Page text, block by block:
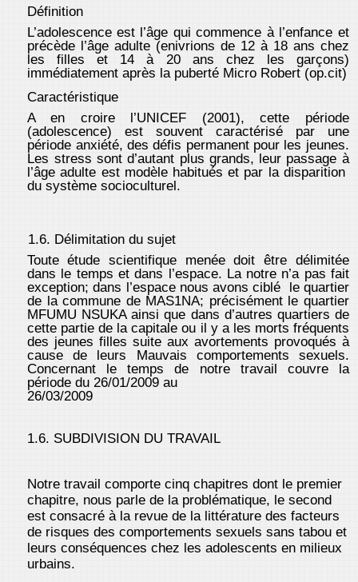
Définition
L’adolescence est l’âge qui commence à l’enfance et
précède l’âge adulte (enivrions de 12 à 18 ans chez
les filles et 14 à 20 ans chez les garçons)
immédiatement après la puberté Micro Robert (op.cit)
Caractéristique
A en croire l’UNICEF (2001), cette période
(adolescence) est souvent caractérisé par une
période anxiété, des défis permanent pour les jeunes.
Les stress sont d’autant plus grands, leur passage à
l’âge adulte est modèle habitués et par la disparition
du système socioculturel.
1.6. Délimitation du sujet
Toute étude scientifique menée doit être délimitée
dans le temps et dans l’espace. La notre n’a pas fait
exception; dans l’espace nous avons ciblé le quartier
de la commune de MAS1NA; précisément le quartier
MFUMU NSUKA ainsi que dans d’autres quartiers de
cette partie de la capitale ou il y a les morts fréquents
des jeunes filles suite aux avortements provoqués à
cause de leurs Mauvais comportements sexuels.
Concernant le temps de notre travail couvre la
période du 26/01/2009 au
26/03/2009
1.6. SUBDIVISION DU TRAVAIL
Notre travail comporte cinq chapitres dont le premier
chapitre, nous parle de la problématique, le second
est consacré à la revue de la littérature des facteurs
de risques des comportements sexuels sans tabou et
leurs conséquences chez les adolescents en milieux
urbains.